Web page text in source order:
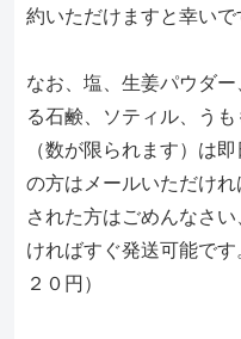
約いただけますと幸いで
なお、塩、生姜パウダ
る石鹸、ソティル、う
（数が限られます）は
の方はメールいただけ
された方はごめんなさ
ければすぐ発送可能で
２０円）